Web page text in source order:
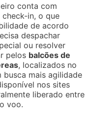
conta com
in, o que
de acordo
despachar
ou resolver
pelos balcões de
, localizados no
busca mais agilidade
nos sites
liberado entre
voo.